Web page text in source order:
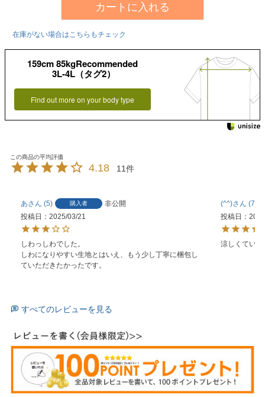
カートに入れる
在庫がない場合はこちらもチェック
159cm 85kgRecommended
3L-4L（タグ2）
Find out more on your body type
4.18 11
あ 5 購入者
非公開
投稿日
2025/03/21
しわっしわでした。
しわになりやすい生地とはいえ、もう少し丁寧に梱包し
ていただきたかったです。
(^^)
7
投稿日
涼しくてい
すべてのレビューを見る